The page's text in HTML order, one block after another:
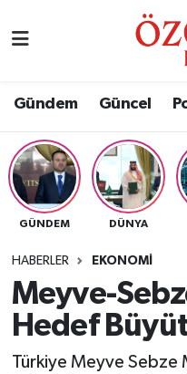
Gündem Güncel
GÜNDEM DÜNYA
HABERLER EKONOMI
Meyve-
Hedef
Türkiye Meyve Sebze
Eğitim
Ekonomi
Güncel
Gündem
Nöbetçi Eczaneler
Namaz Vakitleri
Trafik Durumu
Süper Lig Puan
Tüm Manşetler